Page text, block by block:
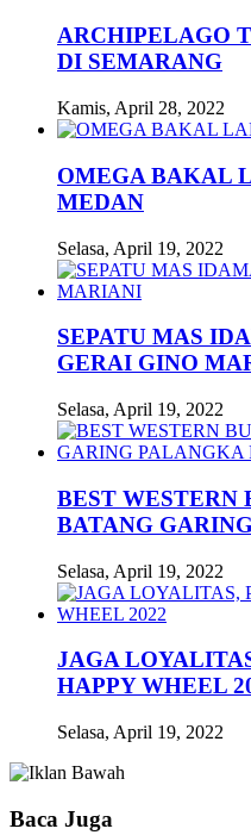
ARCHIPELAGO
DI SEMARANG
Kamis, April 28, 2022
OMEGA BAKAL
MEDAN
Selasa, April 19, 2022
SEPATU MAS
GERAI GINO
Selasa, April 19, 2022
BEST WESTERN
BATANG
Selasa, April 19, 2022
JAGA
HAPPY WHEEL
Selasa, April 19, 2022
Baca Juga